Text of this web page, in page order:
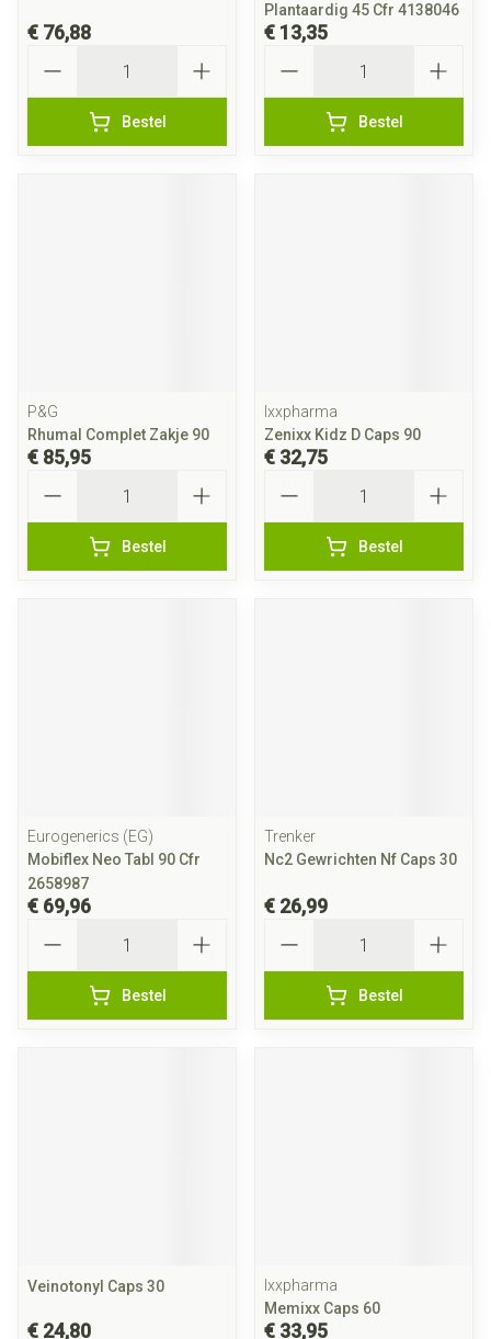
€ 76,88
Bestel
Plantaardig 45 Cfr 4138046
€ 13,35
Bestel
P&G
Rhumal Complet Zakje 90
€ 85,95
Bestel
Ixxpharma
Zenixx Kidz D Caps 90
€ 32,75
Bestel
Eurogenerics (EG)
Mobiflex Neo Tabl 90 Cfr
2658987
€ 69,96
Bestel
Trenker
Nc2 Gewrichten Nf Caps 30
€ 26,99
Bestel
Veinotonyl Caps 30
€ 24,80
Ixxpharma
Memixx Caps 60
€ 33,95